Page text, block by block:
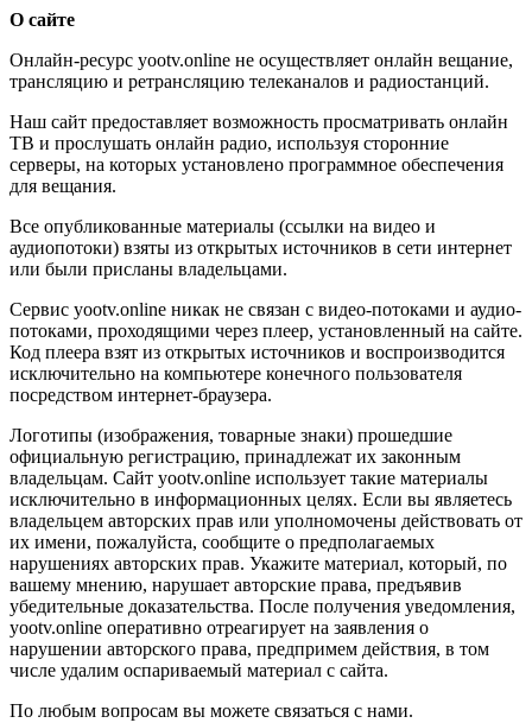
О сайте
Онлайн-ресурс yootv.online не осуществляет онлайн вещание,
трансляцию и ретрансляцию телеканалов и радиостанций.
Наш сайт предоставляет возможность просматривать онлайн
ТВ и прослушать онлайн радио, используя сторонние
серверы, на которых установлено программное обеспечения
для вещания.
Все опубликованные материалы (ссылки на видео и
аудиопотоки) взяты из открытых источников в сети интернет
или были присланы владельцами.
Сервис yootv.online никак не связан с видео-потоками и аудио-
потоками, проходящими через плеер, установленный на сайте.
Код плеера взят из открытых источников и воспроизводится
исключительно на компьютере конечного пользователя
посредством интернет-браузера.
Логотипы (изображения, товарные знаки) прошедшие
официальную регистрацию, принадлежат их законным
владельцам. Сайт yootv.online использует такие материалы
исключительно в информационных целях. Если вы являетесь
владельцем авторских прав или уполномочены действовать от
их имени, пожалуйста, сообщите о предполагаемых
нарушениях авторских прав. Укажите материал, который, по
вашему мнению, нарушает авторские права, предъявив
убедительные доказательства. После получения уведомления,
yootv.online оперативно отреагирует на заявления о
нарушении авторского права, предпримем действия, в том
числе удалим оспариваемый материал с сайта.
По любым вопросам вы можете связаться с нами.